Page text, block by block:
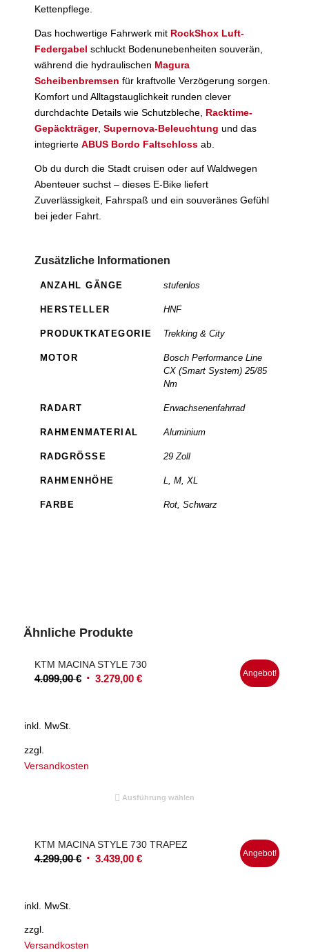
Kettenpflege.
Das hochwertige Fahrwerk mit RockShox Luft-
Federgabel schluckt Bodenunebenheiten souverän,
während die hydraulischen Magura
Scheibenbremsen für kraftvolle Verzögerung sorgen.
Komfort und Alltagstauglichkeit runden clever
durchdachte Details wie Schutzbleche, Racktime-
Gepäckträger, Supernova-Beleuchtung und das
integrierte ABUS Bordo Faltschlossab.
Ob du durch die Stadt cruisen oder auf Waldwegen
Abenteuer suchst – dieses E-Bike liefert
Zuverlässigkeit, Fahrspaß und ein souveränes Gefühl
bei jeder Fahrt.
Zusätzliche Informationen
ANZAHL GÄNGE stufenlos
HERSTELLER HNF
PRODUKTKATEGORIE Trekking & City
MOTOR
Bosch Performance Line
CX (Smart System) 25/85
Nm
RADART Erwachsenenfahrrad
RAHMENMATERIAL Aluminium
RADGRÖSSE 29 Zoll
RAHMENHÖHE L, M, XL
FARBE Rot, Schwarz
Ähnliche Produkte
KTM MACINA STYLE 730
4.099,00€ Ursprünglicher
3.279,00 €Aktueller
Angebot!
inkl. MwSt.
zzgl.
Versandkosten
Ausführung wählen
KTM MACINA STYLE 730 TRAPEZ
4.299,00€ Ursprünglicher
3.439,00 €Aktueller
Angebot!
inkl. MwSt.
zzgl.
Versandkosten